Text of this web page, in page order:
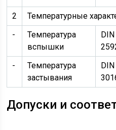
2
Температурные
-
Температура
вспышки
-
Температура
застывания
Допуски и